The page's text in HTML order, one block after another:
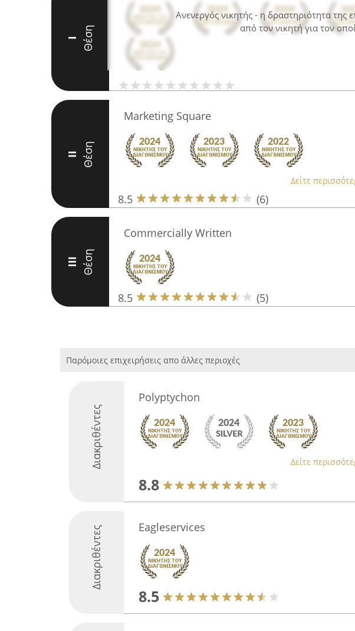
Ανενεργός νικητής - η δραστηριότητα της
από τον νικητή για τον
I Θέση
II Θέση
Marketing Square
Δείτε
8.5 (6)
III Θέση
Commercially Written
8.5 (5)
Παρόμοιες επιχειρήσεις απο άλλες περιοχές
Διακριθέντες
Polyptychon
Δείτε
8.8
Διακριθέντες Eagleservices
8.5